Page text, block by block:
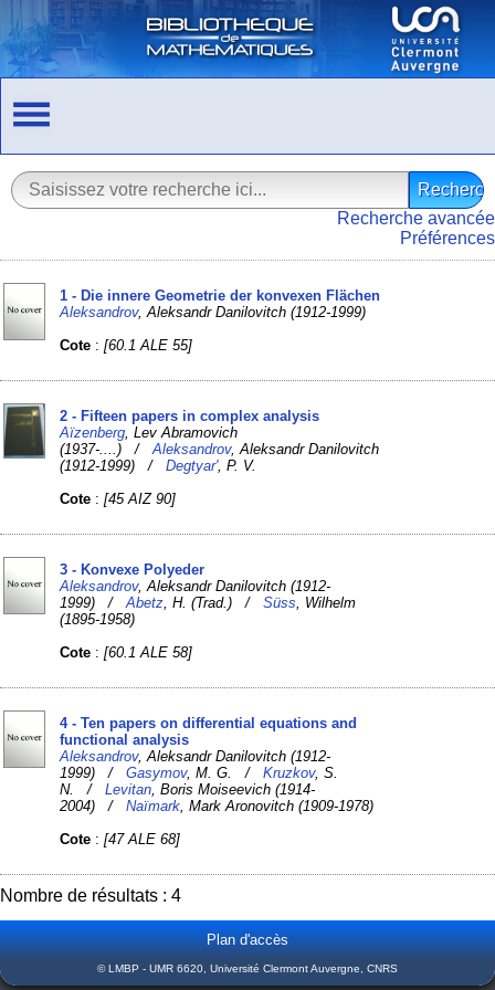
Recherche avancée
Préférences
1 - Die innere Geometrie der konvexen Flächen
Aleksandrov, Aleksandr Danilovitch (1912-1999)
Cote :[60.1 ALE 55]
2 - Fifteen papers in complex analysis
Aïzenberg , Lev Abramovich
(1937-....) /Aleksandrov, Aleksandr Danilovitch
(1912-1999) /Degtyar', P. V.
Cote :[45 AIZ 90]
3 - Konvexe Polyeder
Aleksandrov, Aleksandr Danilovitch (1912-
1999) /Abetz , H. (Trad.) /Süss , Wilhelm
(1895-1958)
Cote :[60.1 ALE 58]
4 - Ten papers on differential equations and
functional analysis
Aleksandrov, Aleksandr Danilovitch (1912-
1999) /Gasymov, M. G. /Kruzkov, S.
N. /Levitan , Boris Moiseevich (1914-
2004) /Naïmark , Mark Aronovitch (1909-1978)
Cote :[47 ALE 68]
Nombre de résultats : 4
Plan d'accès
© LMBP - UMR 6620, Université Clermont Auvergne, CNRS